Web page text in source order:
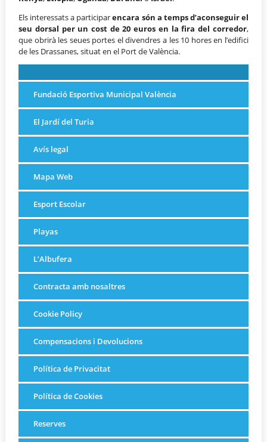
Els interessats a participarencara són a temps d’aconseguir el
seu dorsal per un cost de 20 euros en la fira del corredor,
que obrirà les seues portes el divendres a les 10 hores en l’edifici
de les Drassanes, situat en el Port de València.
Fundació Esportiva Municipal València
El Jardí del Turia
Avís legal
Mapa Web
Esport Escolar
Playas
L’Albufera
Contracta amb nosaltres
Cookie Policy
Compensacions i Devolucions
Política de Privacitat
Política de Cookies
Reserves